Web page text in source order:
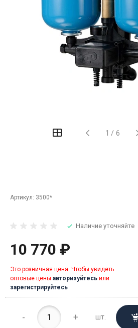
1 / 6
Артикул: 3500*
Наличие уточняйте
10 770 ₽
Это розничная цена. Чтобы увидеть
оптовые цены авторизуйтесь или
зарегистрируйтесь
- + шт.